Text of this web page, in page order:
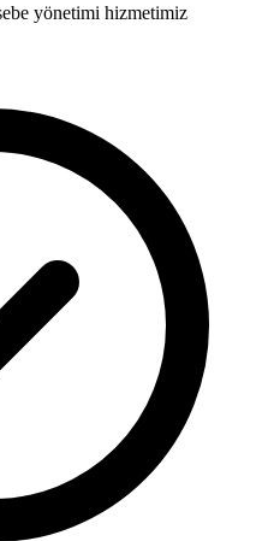
yönetimi hizmetimiz